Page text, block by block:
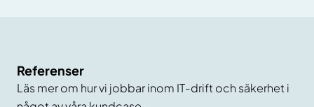
Referenser
Läs mer om hur vi jobbar inom IT-drift och säkerhet i